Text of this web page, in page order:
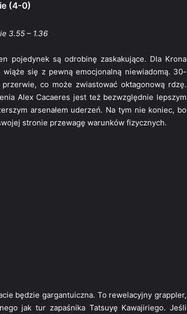
(4-0)
3.55 – 1.36
pojedynek są odrobinę zaskakujące. Dla Krona
się z pewną emocjonalną niewiadomą. 30-
co może zwiastować oktagonową rdzę.
Alex Cacaeres jest też bezwzględnie lepszym
arsenałem uderzeń. Na tym nie koniec, bo
stronie przewagę warunków fizycznych.
będzie gargantuiczna. To rewelacyjny grappler,
jak tur zapaśnika Tatsuyę Kawajiriego. Jeśli